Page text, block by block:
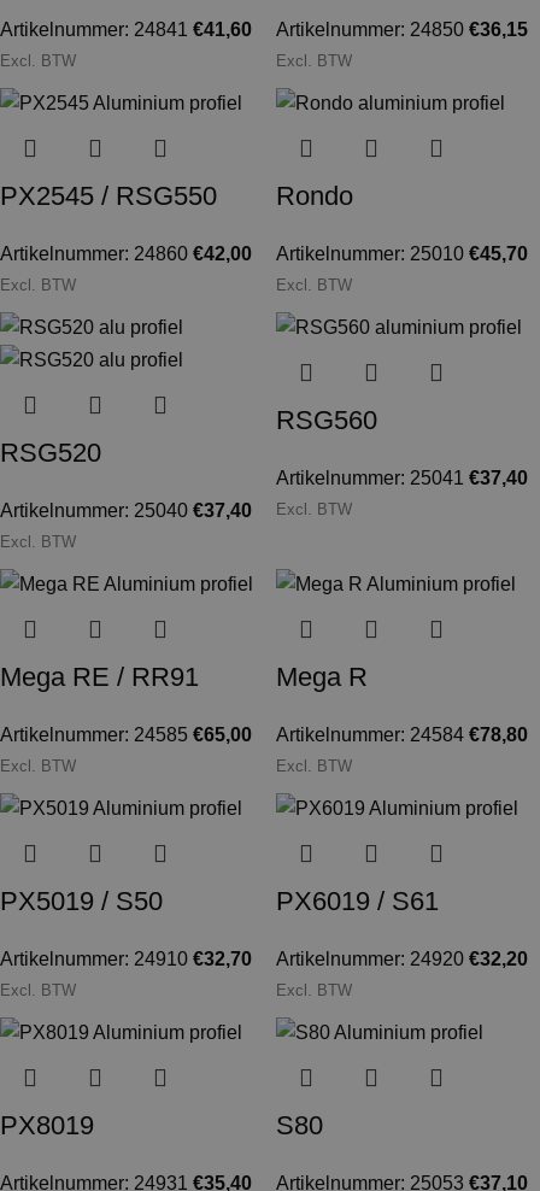
Artikelnummer: 24841 €41,60
Excl. BTW
Artikelnummer: 24850 €36,15
Excl. BTW
PX2545 / RSG550
Artikelnummer: 24860 €42,00
Excl. BTW
Rondo
Artikelnummer: 25010 €45,70
Excl. BTW
RSG520
Artikelnummer: 25040 €37,40
Excl. BTW
RSG560
Artikelnummer: 25041 €37,40
Excl. BTW
Mega RE / RR91
Artikelnummer: 24585 €65,00
Excl. BTW
Mega R
Artikelnummer: 24584 €78,80
Excl. BTW
PX5019 / S50
Artikelnummer: 24910 €32,70
Excl. BTW
PX6019 / S61
Artikelnummer: 24920 €32,20
Excl. BTW
PX8019
Artikelnummer: 24931 €35,40
S80
Artikelnummer: 25053 €37,10